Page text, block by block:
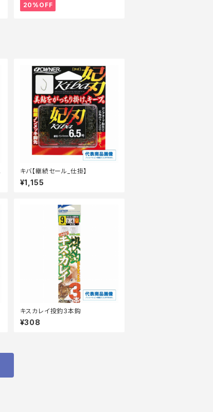
20%OFF
キバ【継続セール_仕掛】
¥1,155
キスカレイ投釣3本鈎
¥308